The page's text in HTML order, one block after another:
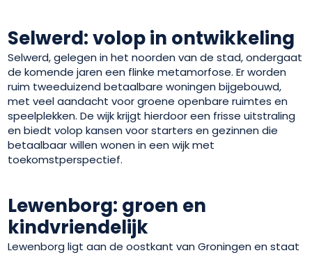
Selwerd: volop in ontwikkeling
Selwerd, gelegen in het noorden van de stad, ondergaat
de komende jaren een flinke metamorfose. Er worden
ruim tweeduizend betaalbare woningen bijgebouwd,
met veel aandacht voor groene openbare ruimtes en
speelplekken. De wijk krijgt hierdoor een frisse uitstraling
en biedt volop kansen voor starters en gezinnen die
betaalbaar willen wonen in een wijk met
toekomstperspectief.
Lewenborg: groen en
kindvriendelijk
Lewenborg ligt aan de oostkant van Groningen en staat